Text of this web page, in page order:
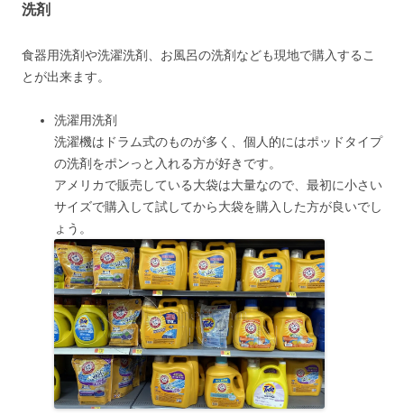
洗剤
食器用洗剤や洗濯洗剤、お風呂の洗剤なども現地で購入するこ
とが出来ます。
洗濯用洗剤
洗濯機はドラム式のものが多く、個人的にはポッドタイプ
の洗剤をポンっと入れる方が好きです。
アメリカで販売している大袋は大量なので、最初に小さい
サイズで購入して試してから大袋を購入した方が良いでし
ょう。